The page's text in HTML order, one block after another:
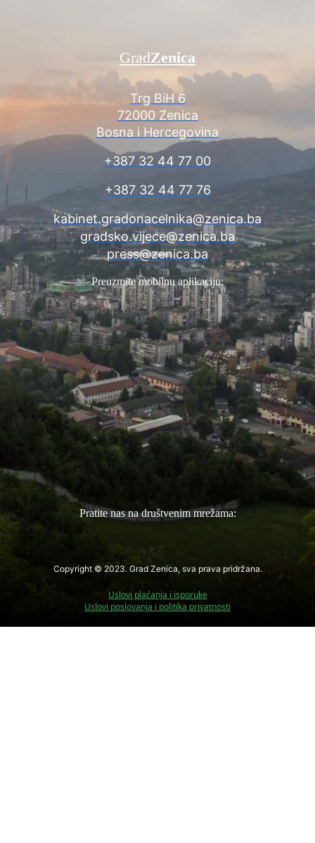
Trg BiH 6
72000 Zenica
Bosna i Hercegovina
+387 32 44 77 00
+387 32 44 77 76
kabinet.gradonacelnika@zenica.ba
gradsko.vijece@zenica.ba
press@zenica.ba
GradZenica
Preuzmite mobilnu aplikaciju:
Pratite nas na društvenim mrežama:
Copyright © 2023. Grad Zenica, sva prava pridržana.
Uslovi plaćanja i isporuke
Uslovi poslovanja i politika privatnosti